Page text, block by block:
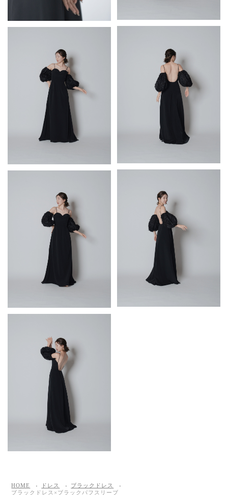
HOME ドレス
ブラックドレス
ブラックドレス×ブラックパフスリーブ